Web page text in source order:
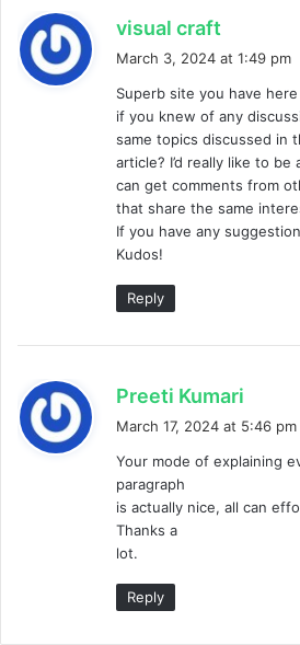
visual craft
s
:
March 3, 2024 at 1:49 pm
Superb site you have
if you knew of any
same topics discussed in
article? I’d really like to
can get comments from
that share the same
If you have any
Kudos!
Reply
Preeti Kumari
s
March 17, 2024 at 5:46 pm
Your mode of explaining
paragraph
is actually nice, all can
Thanks a
lot.
Reply